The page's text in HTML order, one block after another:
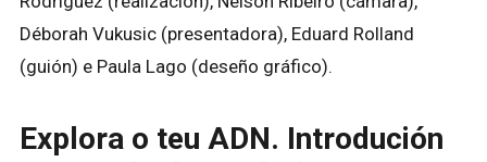
Déborah Vukusic (presentadora), Eduard Rolland
(guión) e Paula Lago (deseño gráfico).
Explora o teu ADN. Introdución